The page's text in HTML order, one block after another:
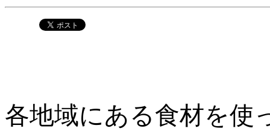
各地域にある食材を使